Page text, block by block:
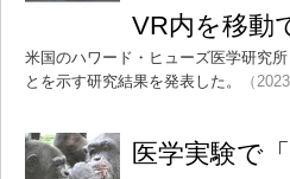
VR内を移動
米国のハワード・ヒューズ医学研究
とを示す研究結果を発表した。
（
医学実験で